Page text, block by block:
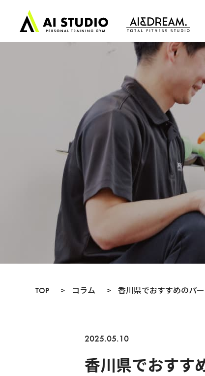
ッ
ー
ジ
TOP > コラム > 香川県でおすすめのパ
2025.05.10
香川県でおすす